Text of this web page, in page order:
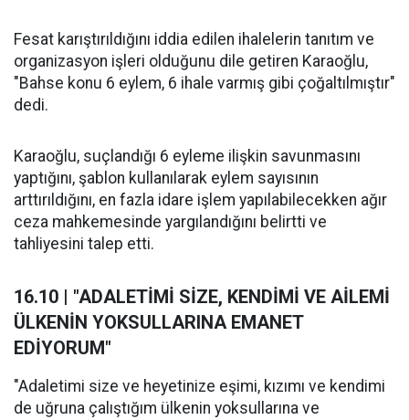
Fesat karıştırıldığını iddia edilen ihalelerin tanıtım ve
organizasyon işleri olduğunu dile getiren Karaoğlu,
"Bahse konu 6 eylem, 6 ihale varmış gibi çoğaltılmıştır"
dedi.
Karaoğlu, suçlandığı 6 eyleme ilişkin savunmasını
yaptığını, şablon kullanılarak eylem sayısının
arttırıldığını, en fazla idare işlem yapılabilecekken ağır
ceza mahkemesinde yargılandığını belirtti ve
tahliyesini talep etti.
16.10 | "ADALETİMİ SİZE, KENDİMİ VE AİLEMİ
ÜLKENİN YOKSULLARINA EMANET
EDİYORUM"
"Adaletimi size ve heyetinize eşimi, kızımı ve kendimi
de uğruna çalıştığım ülkenin yoksullarına ve